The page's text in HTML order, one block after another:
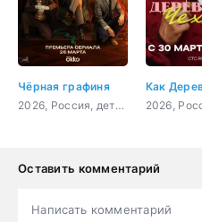
Чёрная графиня
2026, Россия, детектив, триллер
Оставить комментарий
Написать комментарий